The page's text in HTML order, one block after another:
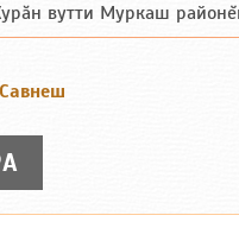
вутти Муркаш